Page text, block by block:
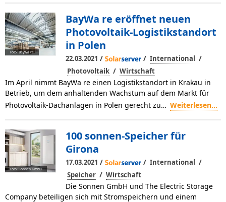
Foto: BayWa re
BayWa re eröffnet neuen
Photovoltaik-Logistikstandort
in Polen
22.03.2021 / / International /
Photovoltaik / Wirtschaft
Im April nimmt BayWa re einen Logistikstandort in Krakau in
Betrieb, um dem anhaltenden Wachstum auf dem Markt für
Photovoltaik-Dachanlagen in Polen gerecht zu… Weiterlesen...
Foto: Sonnen GmbH
100 sonnen-Speicher für
Girona
17.03.2021 / / International /
Speicher / Wirtschaft
Die Sonnen GmbH und The Electric Storage
Company beteiligen sich mit Stromspeichern und einem